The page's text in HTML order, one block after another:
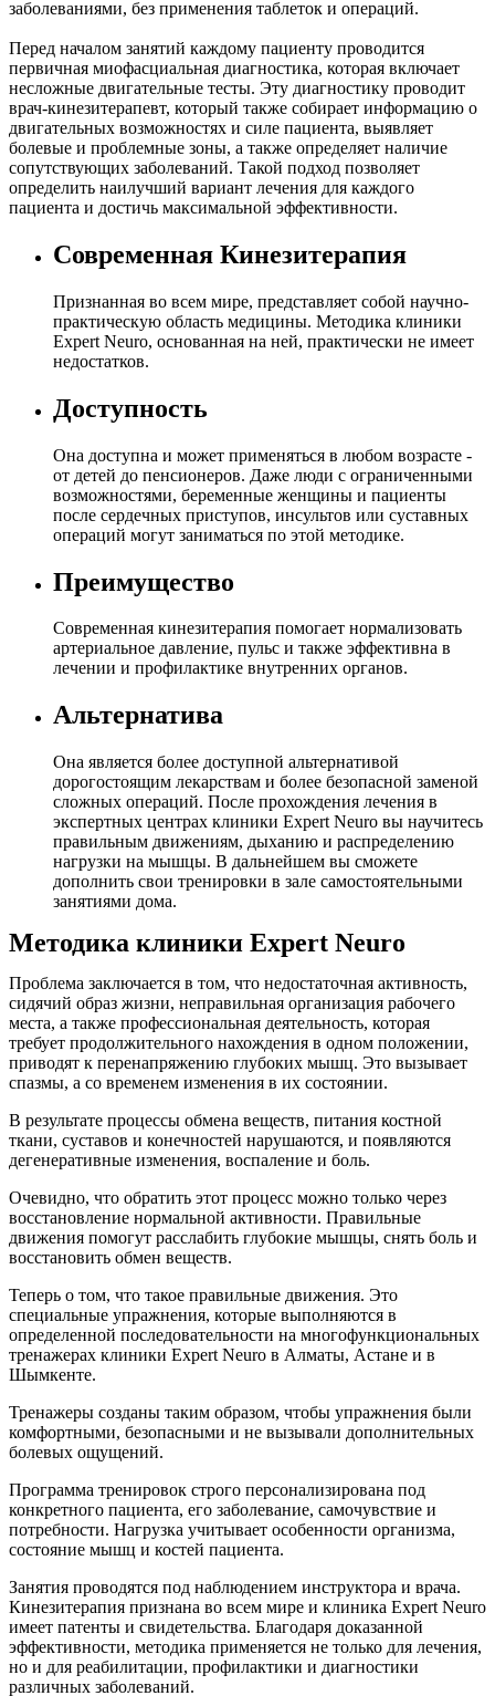
заболеваниями, без применения таблеток и операций.
Перед началом занятий каждому пациенту проводится
первичная миофасциальная диагностика, которая включает
несложные двигательные тесты. Эту диагностику проводит
врач-кинезитерапевт, который также собирает информацию о
двигательных возможностях и силе пациента, выявляет
болевые и проблемные зоны, а также определяет наличие
сопутствующих заболеваний. Такой подход позволяет
определить наилучший вариант лечения для каждого
пациента и достичь максимальной эффективности.
Современная Кинезитерапия
Признанная во всем мире, представляет собой научно-
практическую область медицины. Методика клиники
Expert Neuro, основанная на ней, практически не имеет
недостатков.
Доступность
Она доступна и может применяться в любом возрасте -
от детей до пенсионеров. Даже люди с ограниченными
возможностями, беременные женщины и пациенты
после сердечных приступов, инсультов или суставных
операций могут заниматься по этой методике.
Преимущество
Современная кинезитерапия помогает нормализовать
артериальное давление, пульс и также эффективна в
лечении и профилактике внутренних органов.
Альтернатива
Она является более доступной альтернативой
дорогостоящим лекарствам и более безопасной заменой
сложных операций. После прохождения лечения в
экспертных центрах клиники Expert Neuro вы научитесь
правильным движениям, дыханию и распределению
нагрузки на мышцы. В дальнейшем вы сможете
дополнить свои тренировки в зале самостоятельными
занятиями дома.
Методика клиники Expert Neuro
Проблема заключается в том, что недостаточная активность,
сидячий образ жизни, неправильная организация рабочего
места, а также профессиональная деятельность, которая
требует продолжительного нахождения в одном положении,
приводят к перенапряжению глубоких мышц. Это вызывает
спазмы, а со временем изменения в их состоянии.
В результате процессы обмена веществ, питания костной
ткани, суставов и конечностей нарушаются, и появляются
дегенеративные изменения, воспаление и боль.
Очевидно, что обратить этот процесс можно только через
восстановление нормальной активности. Правильные
движения помогут расслабить глубокие мышцы, снять боль и
восстановить обмен веществ.
Теперь о том, что такое правильные движения. Это
специальные упражнения, которые выполняются в
определенной последовательности на многофункциональных
тренажерах клиники Expert Neuro в Алматы, Астане и в
Шымкенте.
Тренажеры созданы таким образом, чтобы упражнения были
комфортными, безопасными и не вызывали дополнительных
болевых ощущений.
Программа тренировок строго персонализирована под
конкретного пациента, его заболевание, самочувствие и
потребности. Нагрузка учитывает особенности организма,
состояние мышц и костей пациента.
Занятия проводятся под наблюдением инструктора и врача.
Кинезитерапия признана во всем мире и клиника Expert Neuro
имеет патенты и свидетельства. Благодаря доказанной
эффективности, методика применяется не только для лечения,
но и для реабилитации, профилактики и диагностики
различных заболеваний.